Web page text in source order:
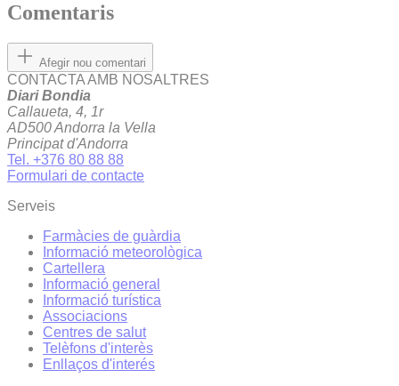
Comentaris
Afegir nou comentari
CONTACTA AMB NOSALTRES
Diari Bondia
Callaueta, 4, 1r
AD500 Andorra la Vella
Principat d'Andorra
Tel. +376 80 88 88
Formulari de contacte
Serveis
Farmàcies de guàrdia
Informació meteorològica
Cartellera
Informació general
Informació turística
Associacions
Centres de salut
Telèfons d'interès
Enllaços d'interés